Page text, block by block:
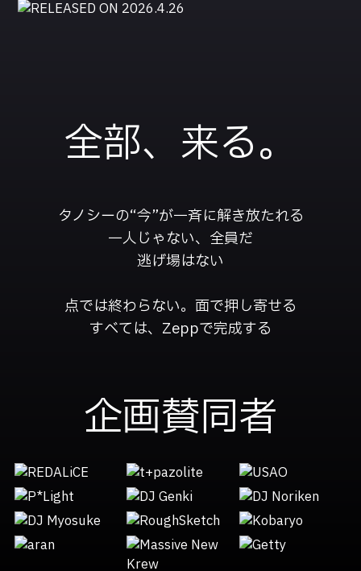
全部、来る。
タノシーの“今”が一斉に解き放たれる
一人じゃない、全員だ
逃げ場はない
点では終わらない。面で押し寄せる
すべては、Zeppで完成する
企画賛同者